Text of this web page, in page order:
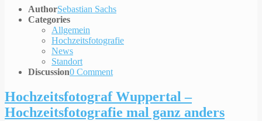
AuthorSebastian Sachs
Categories
Allgemein
Hochzeitsfotografie
News
Standort
Discussion0 Comment
Hochzeitsfotograf Wuppertal –
Hochzeitsfotografie mal ganz anders